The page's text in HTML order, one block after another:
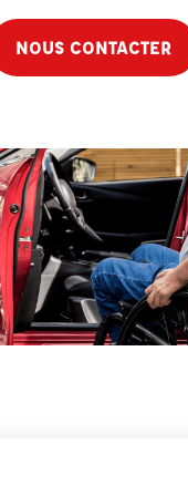
NOUS CONTACTER